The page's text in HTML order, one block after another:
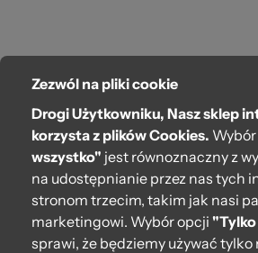
O bag
Pomoc
Moje O bag
Kontakt
222 571 414
Zezwól na pliki cookie
Drogi Użytkowniku, Nasz sklep
korzysta z plików Cookies.
wszystko" jest równoznaczny z
na udostępnianie przez nas tych
stronom trzecim, takim jak nasi
marketingowi. Wybór opcji
sprawi, że będziemy używać